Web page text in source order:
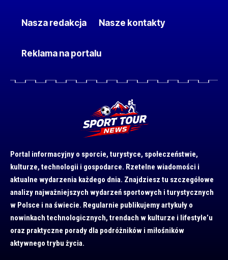
Nasza redakcja Nasze kontakty
Reklama na portalu
Portal informacyjny o sporcie, turystyce, społeczeństwie,
kulturze, technologii i gospodarce. Rzetelne wiadomości i
aktualne wydarzenia każdego dnia. Znajdziesz tu szczegółowe
analizy najważniejszych wydarzeń sportowych i turystycznych
w Polsce i na świecie. Regularnie publikujemy artykuły o
nowinkach technologicznych, trendach w kulturze i lifestyle’u
oraz praktyczne porady dla podróżników i miłośników
aktywnego trybu życia.